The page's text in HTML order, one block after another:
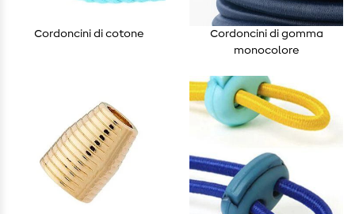
Cordoncini di cotone
Cordoncini di gomma
monocolore